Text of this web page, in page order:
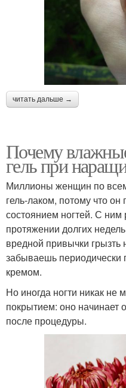
читать дальше →
Почему
гель при
Миллионы женщин по
гель-лаком, потому что
состоянием ногтей. С
протяжении долгих
вредной привычки грызть
забываешь
кремом.
Но иногда ногти никак не
покрытием: оно начинает
после процедуры.